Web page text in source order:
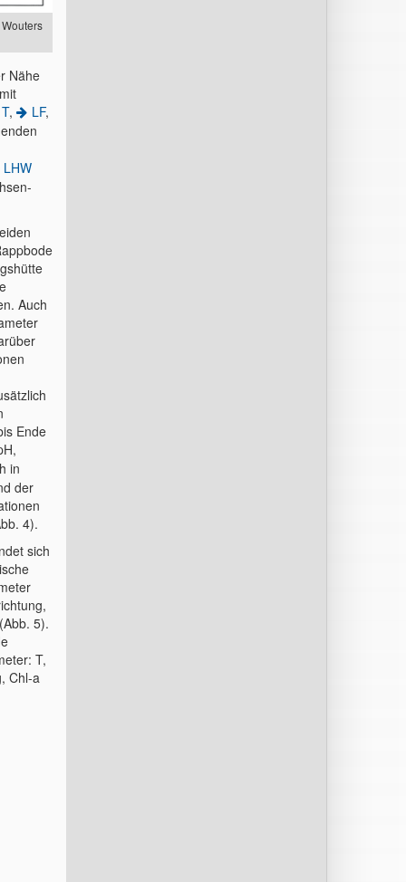
Nähe
T, LF,
LHW
Auch
Ende
in
der
4).
sich
5).
T,
Chl-a